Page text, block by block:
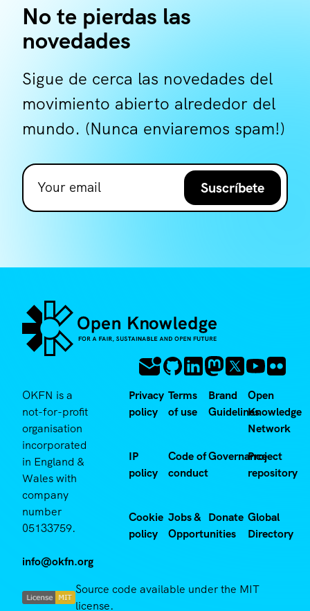
No te pierdas las
novedades
Sigue de cerca las novedades del
movimiento abierto alrededor del
mundo. (Nunca enviaremos spam!)
Suscríbete
OKFN is a
not-for-profit
organisation
incorporated
in England &
Wales with
company
number
05133759.
info@okfn.org
Privacy
policy
Terms
of use
Brand
Guidelines
Open
Knowledge
Network
IP
policy
Code of
conduct
Governance
Project
repository
Cookie
policy
Jobs &
Opportunities
Donate Global
Directory
Source code available under the MIT
license.